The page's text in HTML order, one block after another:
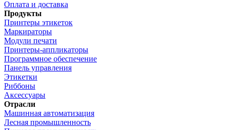
Оплата и доставка
Продукты
Принтеры этикеток
Маркираторы
Модули печати
Принтеры-аппликаторы
Программное обеспечение
Панель управления
Этикетки
Риббоны
Аксессуары
Отрасли
Машинная автоматизация
Лесная промышленность